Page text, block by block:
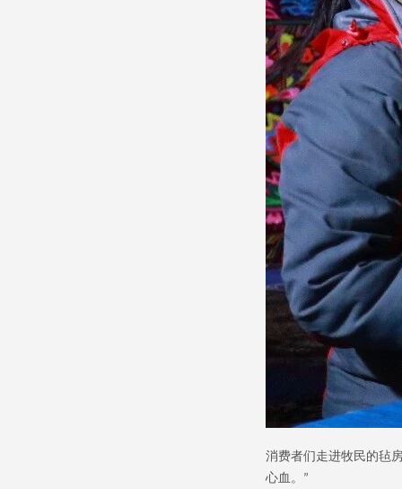
消费者们走进牧民的毡
心血。 ”